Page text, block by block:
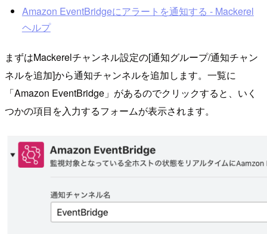
Amazon EventBridgeにアラートを通知する - Mackerel
ヘルプ
まずはMackerelチャンネル設定の[通知グループ/通知チャン
ネルを追加]から通知チャンネルを追加します。一覧に
「Amazon EventBridge」があるのでクリックすると、いく
つかの項目を入力するフォームが表示されます。